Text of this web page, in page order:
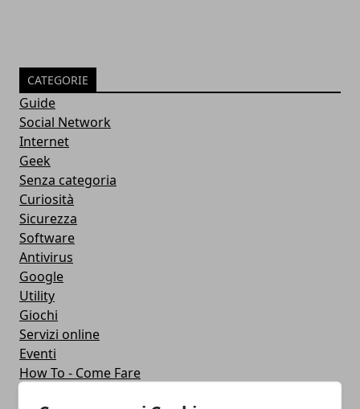
CATEGORIE
Guide
Social Network
Internet
Geek
Senza categoria
Curiosità
Sicurezza
Software
Antivirus
Google
Utility
Giochi
Servizi online
Eventi
How To - Come Fare